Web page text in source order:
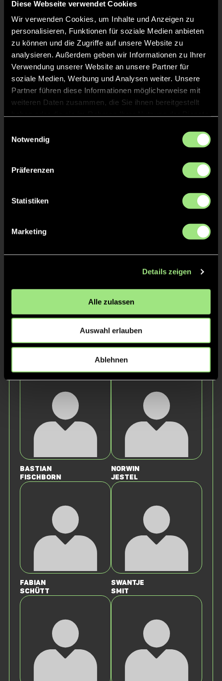
Diese Webseite verwendet Cookies
Wir verwenden Cookies, um Inhalte und Anzeigen zu
personalisieren, Funktionen für soziale Medien anbieten
zu können und die Zugriffe auf unsere Website zu
analysieren. Außerdem geben wir Informationen zu Ihrer
Verwendung unserer Website an unsere Partner für
soziale Medien, Werbung und Analysen weiter. Unsere
Partner führen diese Informationen möglicherweise mit
weiteren Daten zusammen, die Sie ihnen bereitgestellt
Notwendig
Präferenzen
Statistiken
Marketing
Details zeigen
Alle zulassen
Auswahl erlauben
Ablehnen
Joona
S.
Oskar
S.
Tim
S.
W.
L.
Staff
Bastian
Fischborn
Norwin
Jestel
Fabian
Schütt
Swantje
Smit